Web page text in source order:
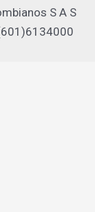
S A S